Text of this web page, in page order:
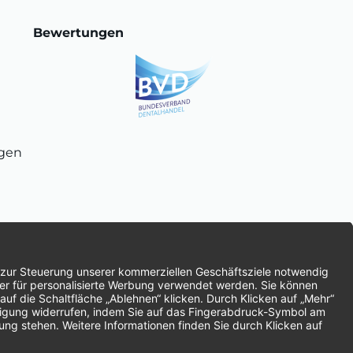
Bewertungen